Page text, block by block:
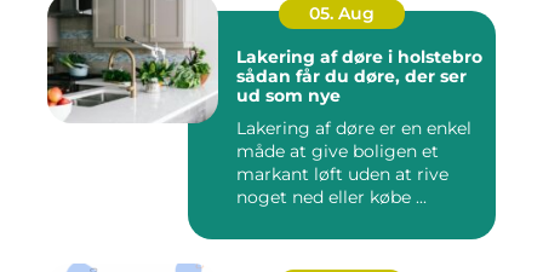
05. Aug
Lakering af døre i holstebro
sådan får du døre, der ser
ud som nye
Lakering af døre er en enkel
måde at give boligen et
markant løft uden at rive
noget ned eller købe ...